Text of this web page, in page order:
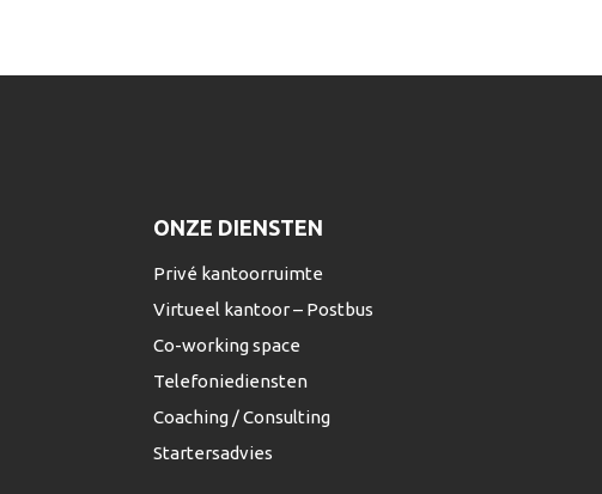
ONZE DIENSTEN
Privé kantoorruimte
Virtueel kantoor – Postbus
Co-working space
Telefoniediensten
Coaching / Consulting
Startersadvies